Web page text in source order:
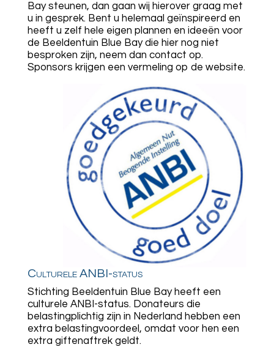
Bay steunen, dan gaan wij hierover graag met
u in gesprek. Bent u helemaal geïnspireerd en
heeft u zelf hele eigen plannen en ideeën voor
de Beeldentuin Blue Bay die hier nog niet
besproken zijn, neem dan contact op.
Sponsors krijgen een vermeling op de website.
Culturele ANBI-status
Stichting Beeldentuin Blue Bay heeft een
culturele ANBI-status. Donateurs die
belastingplichtig zijn in Nederland hebben een
extra belastingvoordeel, omdat voor hen een
extra giftenaftrek geldt.